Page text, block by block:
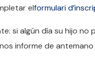
elformulari
si algún día su hijo no
informe de